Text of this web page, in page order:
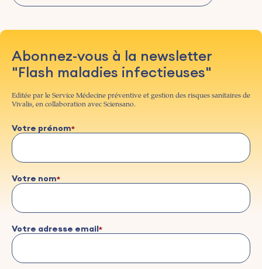
Abonnez-vous à la newsletter
"Flash maladies infectieuses"
Editée par le Service Médecine préventive et gestion des risques sanitaires de
Vivalis, en collaboration avec Sciensano.
Votre prénom
Votre nom
Votre adresse email